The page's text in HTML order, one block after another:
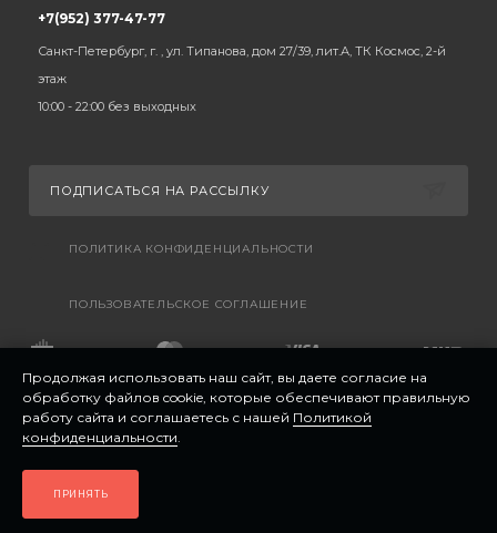
+7(952) 377-47-77
Санкт-Петербург, г. , ул. Типанова, дом 27/39, лит.А, ТК Космос, 2-й
этаж
10:00 - 22:00 без выходных
ПОДПИСАТЬСЯ НА РАССЫЛКУ
ПОЛИТИКА КОНФИДЕНЦИАЛЬНОСТИ
ПОЛЬЗОВАТЕЛЬСКОЕ СОГЛАШЕНИЕ
Продолжая использовать наш сайт, вы даете согласие на
обработку файлов cookie, которые обеспечивают правильную
работу сайта и соглашаетесь с нашей Политикой
конфиденциальности.
ПРИНЯТЬ